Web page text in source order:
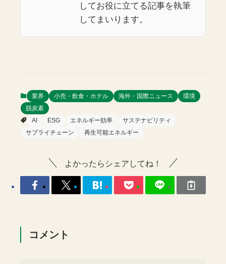
してお役に立てる記事を執筆
してまいります。
業界 小売・飲食・ホテル 海外・国際ニュース
環境
脱炭素
AI
ESG エネルギー効率
サステナビリティ
サプライチェーン
再生可能エネルギー
よかったらシェアしてね！
コメント